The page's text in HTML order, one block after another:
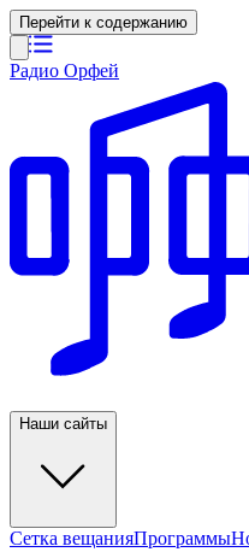
Перейти к содержанию
Радио Орфей
Наши сайты
Сетка вещанияПрограммы